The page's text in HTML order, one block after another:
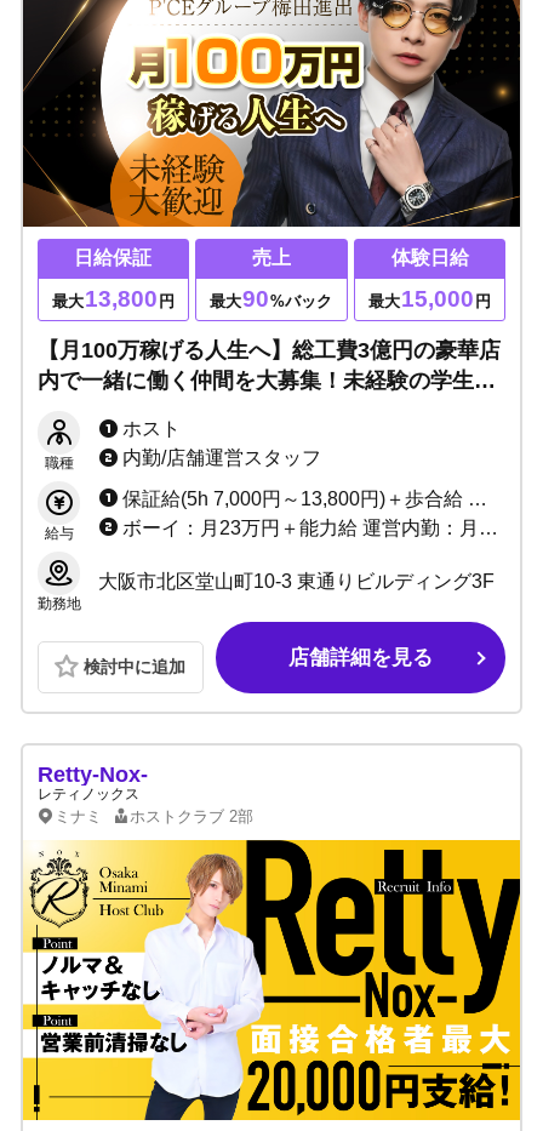
日給保証
最大13,800 円
売上
最大90%バック
体験日給
最大15,000 円
【月100万稼げる人生へ】総工費3億円の豪華店
内で一緒に働く仲間を大募集！未経験の学生バ
西大手グループです！
職種
ホスト
内勤/店舗運営スタッフ
給与
保証給(5h 7,000円～13,800円)＋歩合給 売上0でも給料25万円以上＋各種賞金！ ※バック率60～90%!! +功労金+賞金多数 （新人さんがとりやすい賞金たくさん用意しています）
ボーイ：月23万円＋能力給 運営内勤：月30万円＋能力給＋歩合
勤務地
大阪市北区堂山町10-3 東通りビルディング3F
検討中に追加 店舗詳細を見る
Retty-Nox-
レティノックス
ミナミ ホストクラブ 2部